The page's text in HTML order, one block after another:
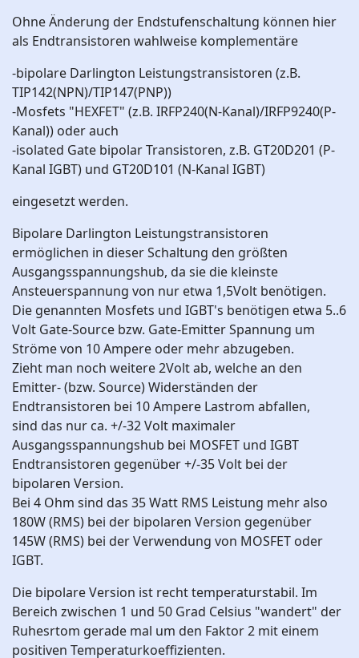
Ohne Änderung der Endstufenschaltung können hier
als Endtransistoren wahlweise komplementäre
-bipolare Darlington Leistungstransistoren (z.B.
TIP142(NPN)/TIP147(PNP))
-Mosfets "HEXFET" (z.B. IRFP240(N-Kanal)/IRFP9240(P-
Kanal)) oder auch
-isolated Gate bipolar Transistoren, z.B. GT20D201 (P-
Kanal IGBT) und GT20D101 (N-Kanal IGBT)
eingesetzt werden.
Bipolare Darlington Leistungstransistoren
ermöglichen in dieser Schaltung den größten
Ausgangsspannungshub, da sie die kleinste
Ansteuerspannung von nur etwa 1,5Volt benötigen.
Die genannten Mosfets und IGBT's benötigen etwa 5..6
Volt Gate-Source bzw. Gate-Emitter Spannung um
Ströme von 10 Ampere oder mehr abzugeben.
Zieht man noch weitere 2Volt ab, welche an den
Emitter- (bzw. Source) Widerständen der
Endtransistoren bei 10 Ampere Lastrom abfallen,
sind das nur ca. +/-32 Volt maximaler
Ausgangsspannungshub bei MOSFET und IGBT
Endtransistoren gegenüber +/-35 Volt bei der
bipolaren Version.
Bei 4 Ohm sind das 35 Watt RMS Leistung mehr also
180W (RMS) bei der bipolaren Version gegenüber
145W (RMS) bei der Verwendung von MOSFET oder
IGBT.
Die bipolare Version ist recht temperaturstabil. Im
Bereich zwischen 1 und 50 Grad Celsius "wandert" der
Ruhesrtom gerade mal um den Faktor 2 mit einem
positiven Temperaturkoeffizienten.